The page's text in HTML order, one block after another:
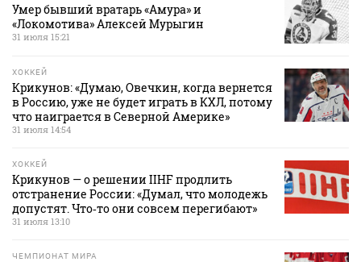
Умер бывший вратарь «Амура» и
«Локомотива» Алексей Мурыгин
31 июля 15:21
ХОККЕЙ
Крикунов: «Думаю, Овечкин, когда вернется
в Россию, уже не будет играть в КХЛ, потому
что наиграется в Северной Америке»
31 июля 14:54
ХОККЕЙ
Крикунов — о решении IIHF продлить
отстранение России: «Думал, что молодежь
допустят. Что‑то они совсем перегибают»
31 июля 13:10
ЧЕМПИОНАТ МИРА